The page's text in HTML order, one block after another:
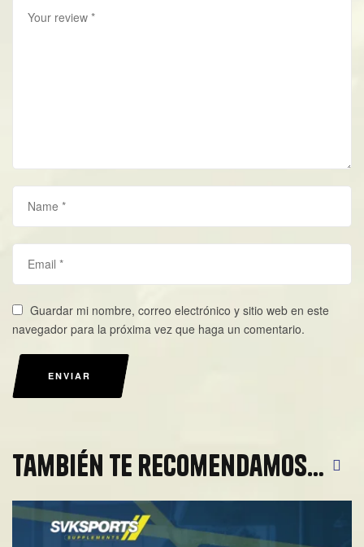
Guardar mi nombre, correo electrónico y sitio web en este
navegador para la próxima vez que haga un comentario.
ENVIAR
También te recomendamos…